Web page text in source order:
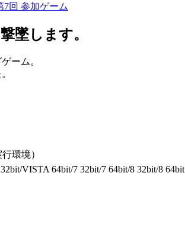
7回 参加ゲーム
墜します。
ーム。
環境）
VISTA 64bit/7 32bit/7 64bit/8 32bit/8 64bit